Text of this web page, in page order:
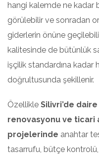
hangi kalemde ne kadar
görülebilir ve sonradan
giderlerin önüne
kalitesinde de bütünlük
işçilik standardına
doğrultusunda şekillenir.
Özellikle Silivri’de
renovasyonu ve ticari
projelerinde anahtar
tasarrufu, bütçe